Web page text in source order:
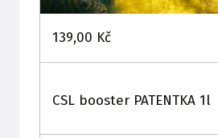
139,00 Kč
CSL booster PATENTKA 1l